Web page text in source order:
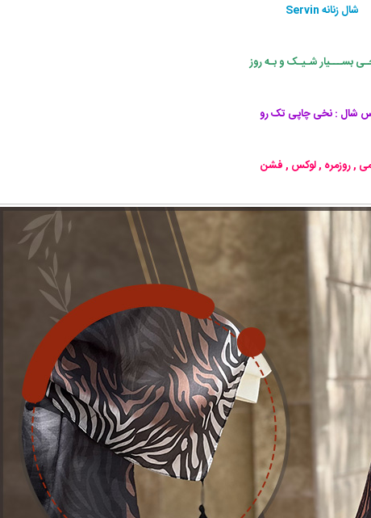
شال زنانه Servin
بســـیار شـیـک و بـه روز
شال : نخی چاپی تک رو
, روزمره , لوکس , فشن